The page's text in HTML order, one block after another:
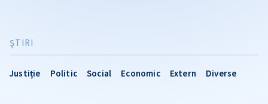
ŞTIRI
Justiție Politic Social Economic Extern Diverse